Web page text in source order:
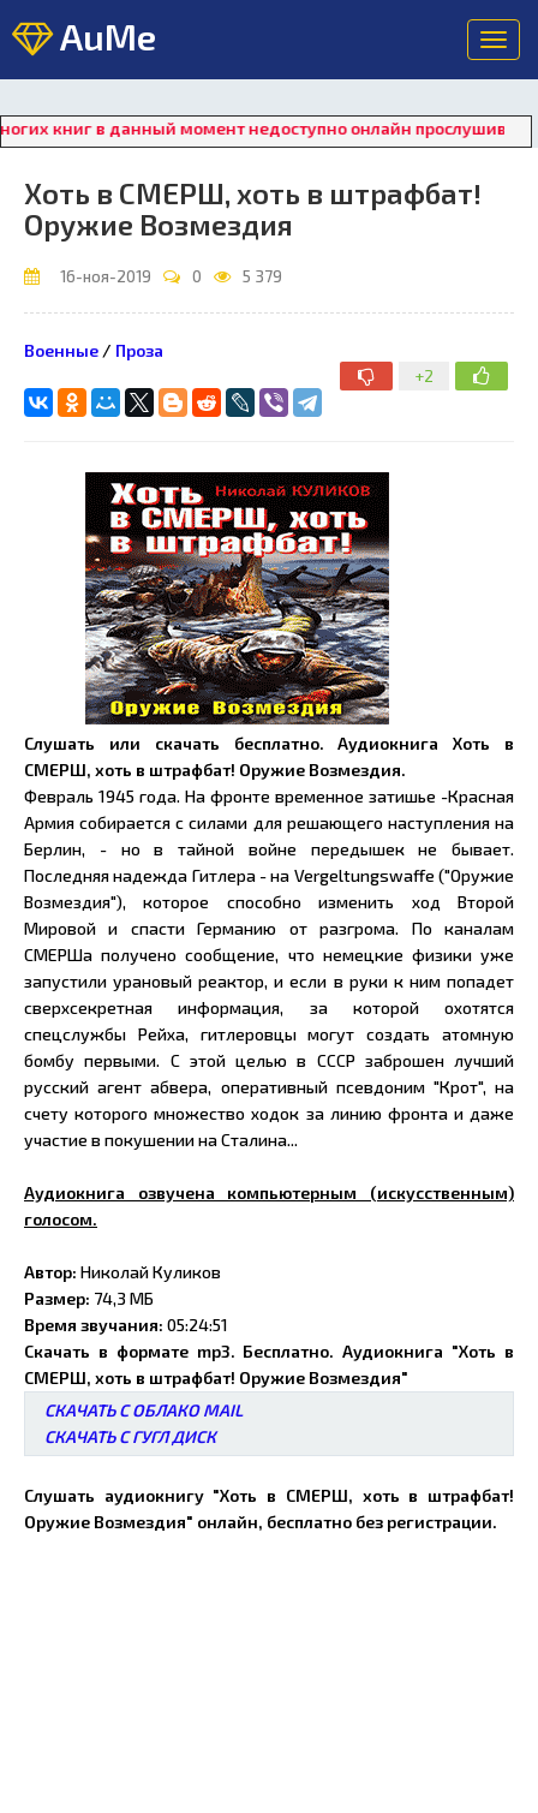
AuMe
в данный момент недоступно онлайн прослушивание.
Хоть в СМЕРШ, хоть в штрафбат!
Оружие Возмездия
16-ноя-2019 0 5 379
+2
Военные / Проза
Слушать или скачать бесплатно. Аудиокнига Хоть в
СМЕРШ, хоть в штрафбат! Оружие Возмездия.
Февраль 1945 года. На фронте временное затишье -Красная
Армия собирается с силами для решающего наступления на
Берлин, - но в тайной войне передышек не бывает.
Последняя надежда Гитлера - на Vergeltungswaffe ("Оружие
Возмездия"), которое способно изменить ход Второй
Мировой и спасти Германию от разгрома. По каналам
СМЕРШа получено сообщение, что немецкие физики уже
запустили урановый реактор, и если в руки к ним попадет
сверхсекретная информация, за которой охотятся
спецслужбы Рейха, гитлеровцы могут создать атомную
бомбу первыми. С этой целью в СССР заброшен лучший
русский агент абвера, оперативный псевдоним "Крот", на
счету которого множество ходок за линию фронта и даже
участие в покушении на Сталина...
Аудиокнига озвучена компьютерным (искусственным)
голосом.
Автор: Николай Куликов
Размер: 74,3 МБ
Время звучания: 05:24:51
Скачать в формате mp3. Бесплатно. Аудиокнига "Хоть в
СМЕРШ, хоть в штрафбат! Оружие Возмездия"
СКАЧАТЬ С ОБЛАКО MAIL
СКАЧАТЬ С ГУГЛ ДИСК
Слушать аудиокнигу "Хоть в СМЕРШ, хоть в штрафбат!
Оружие Возмездия" онлайн, бесплатно без регистрации.